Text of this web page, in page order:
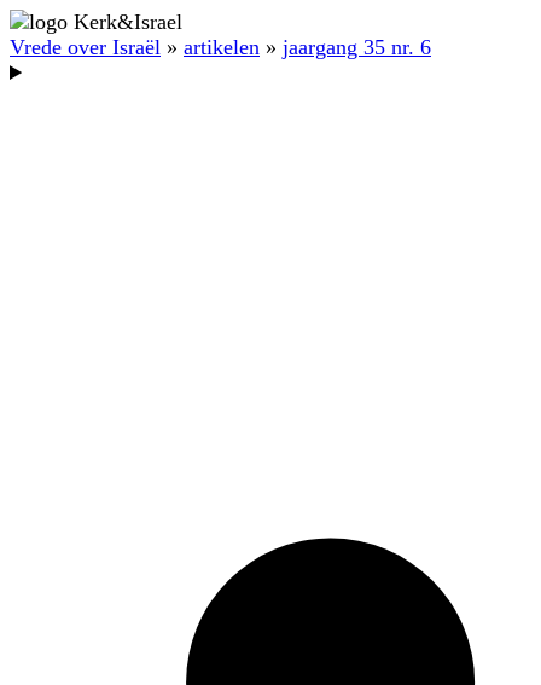
Vrede over Israël » artikelen » jaargang 35 nr. 6